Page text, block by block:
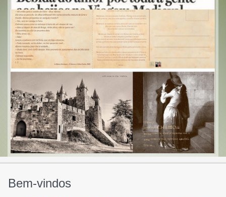
Bem-vindos